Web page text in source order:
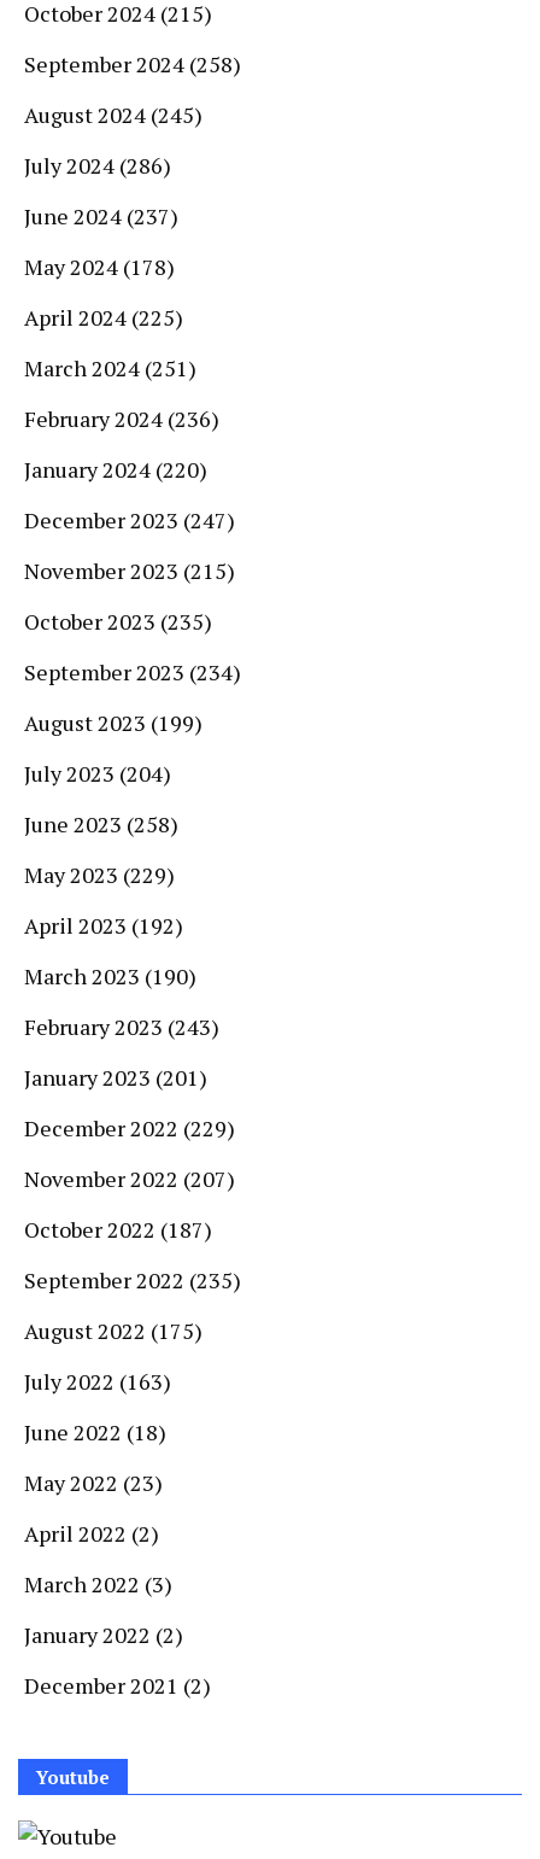
October 2024 (215)
September 2024 (258)
August 2024 (245)
July 2024 (286)
June 2024 (237)
May 2024 (178)
April 2024 (225)
March 2024 (251)
February 2024 (236)
January 2024 (220)
December 2023 (247)
November 2023 (215)
October 2023 (235)
September 2023 (234)
August 2023 (199)
July 2023 (204)
June 2023 (258)
May 2023 (229)
April 2023 (192)
March 2023 (190)
February 2023 (243)
January 2023 (201)
December 2022 (229)
November 2022 (207)
October 2022 (187)
September 2022 (235)
August 2022 (175)
July 2022 (163)
June 2022 (18)
May 2022 (23)
April 2022 (2)
March 2022 (3)
January 2022 (2)
December 2021 (2)
Youtube